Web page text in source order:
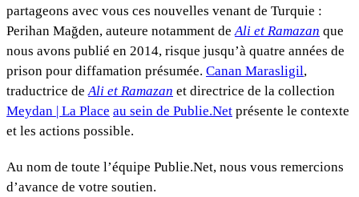
partageons avec vous ces nouvelles venant de Turquie :
Perihan Mağden, auteure notamment deAli et Ramazan que
nous avons publié en 2014, risque jusqu’à quatre années de
prison pour diffamation présumée. Canan Marasligil,
traductrice deAli et Ramazan et directrice de la collection
Meydan | La Place au sein de Publie.Net présente le contexte
et les actions possible.
Au nom de toute l’équipe Publie.Net, nous vous remercions
d’avance de votre soutien.